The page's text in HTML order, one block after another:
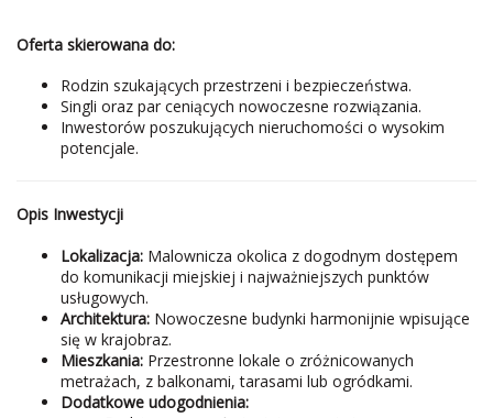
Oferta skierowana do:
Rodzin szukających przestrzeni i bezpieczeństwa.
Singli oraz par ceniących nowoczesne rozwiązania.
Inwestorów poszukujących nieruchomości o wysokim
potencjale.
Opis Inwestycji
Lokalizacja: Malownicza okolica z dogodnym dostępem
do komunikacji miejskiej i najważniejszych punktów
usługowych.
Architektura: Nowoczesne budynki harmonijnie wpisujące
się w krajobraz.
Mieszkania: Przestronne lokale o zróżnicowanych
metrażach, z balkonami, tarasami lub ogródkami.
Dodatkowe udogodnienia: